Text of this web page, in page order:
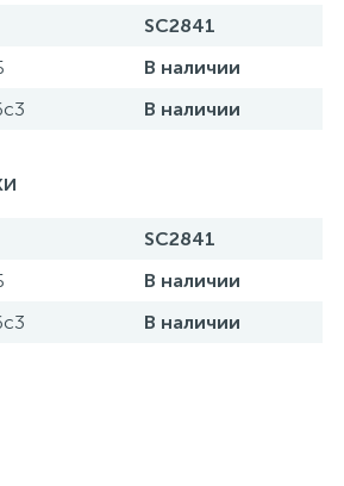
SC2841
В наличии
В наличии
SC2841
В наличии
В наличии